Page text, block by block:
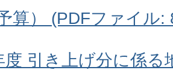
算） (PDFファイル:
度 引き上げ分に係る